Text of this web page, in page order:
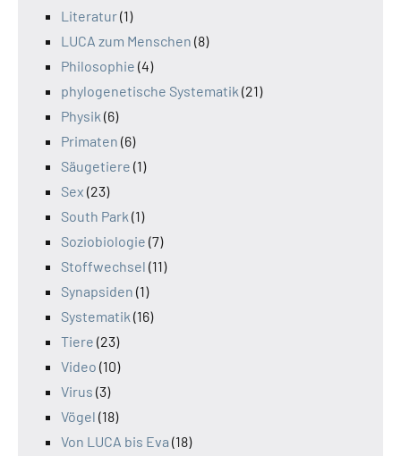
Literatur(1)
LUCA zum Menschen (8)
Philosophie (4)
phylogenetische Systematik (21)
Physik (6)
Primaten (6)
Säugetiere (1)
Sex (23)
South Park (1)
Soziobiologie (7)
Stoffwechsel (11)
Synapsiden (1)
Systematik (16)
Tiere (23)
Video (10)
Virus (3)
Vögel (18)
Von LUCA bis Eva (18)